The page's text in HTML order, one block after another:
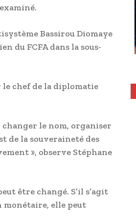
Bassirou Diomaye
du FCFA dans la sous-
chef de la diplomatie
changer le nom, organiser
de la souveraineté des
», observe Stéphane
être changé. S’il s’agit
monétaire, elle peut